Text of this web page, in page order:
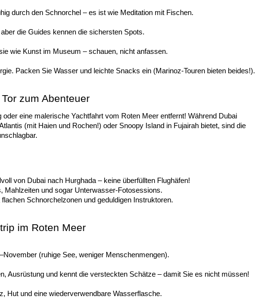
durch den Schnorchel – es ist wie Meditation mit Fischen.
die Guides kennen die sichersten Spots.
wie Kunst im Museum – schauen, nicht anfassen.
Packen Sie Wasser und leichte Snacks ein (Marinoz-Touren bieten beides!).
zum Abenteuer
eine malerische Yachtfahrt vom Roten Meer entfernt! Während Dubai
(mit Haien und Rochen!) oder Snoopy Island in Fujairah bietet, sind die
von Dubai nach Hurghada – keine überfüllten Flughäfen!
Mahlzeiten und sogar Unterwasser-Fotosessions.
Schnorchelzonen und geduldigen Instruktoren.
im Roten Meer
(ruhige See, weniger Menschenmengen).
Ausrüstung und kennt die versteckten Schätze – damit Sie es nicht müssen!
Hut und eine wiederverwendbare Wasserflasche.